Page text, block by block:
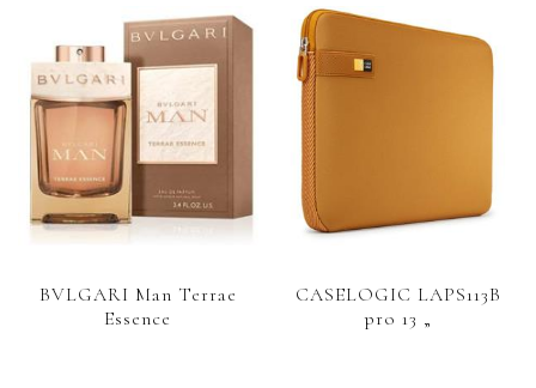
BVLGARI Man Terrae
Essence
CASELOGIC LAPS113B
pro 13 „